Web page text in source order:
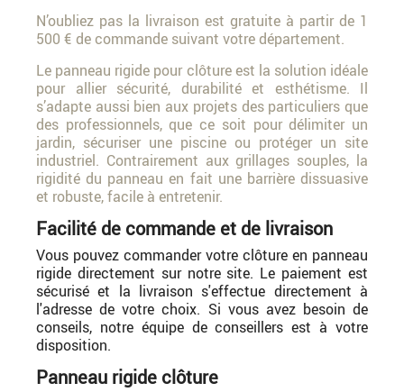
N’oubliez pas la livraison est gratuite à partir de 1
500 € de commande suivant votre département.
Le panneau rigide pour clôture est la solution idéale
pour allier sécurité, durabilité et esthétisme. Il
s’adapte aussi bien aux projets des particuliers que
des professionnels, que ce soit pour délimiter un
jardin, sécuriser une piscine ou protéger un site
industriel. Contrairement aux grillages souples, la
rigidité du panneau en fait une barrière dissuasive
et robuste, facile à entretenir.
Facilité de commande et de livraison
Vous pouvez commander votre clôture en panneau
rigide directement sur notre site. Le paiement est
sécurisé et la livraison s'effectue directement à
l'adresse de votre choix. Si vous avez besoin de
conseils, notre équipe de conseillers est à votre
disposition.
Panneau rigide clôture